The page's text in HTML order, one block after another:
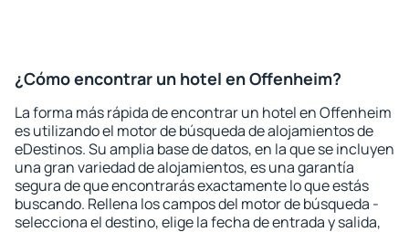
¿Cómo encontrar un hotel en Offenheim?
La forma más rápida de encontrar un hotel en Offenheim
es utilizando el motor de búsqueda de alojamientos de
eDestinos. Su amplia base de datos, en la que se incluyen
una gran variedad de alojamientos, es una garantía
segura de que encontrarás exactamente lo que estás
buscando. Rellena los campos del motor de búsqueda -
selecciona el destino, elige la fecha de entrada y salida,